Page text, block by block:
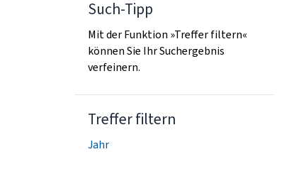
Such-Tipp
Mit der Funktion »Treffer filtern«
können Sie Ihr Suchergebnis
verfeinern.
Treffer filtern
Jahr